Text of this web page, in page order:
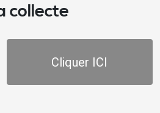
collecte
Cliquer ICI